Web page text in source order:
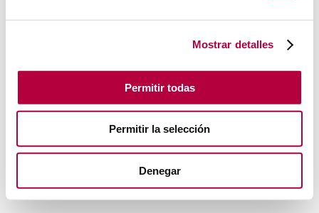
Mostrar detalles
Permitir todas
Permitir la selección
Denegar